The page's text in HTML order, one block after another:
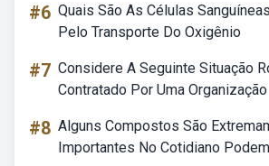
#6 Quais São As Células
Pelo Transporte Do Oxigênio
#7 Considere A Seguinte Situação
Contratado Por Uma Organização
#8 Alguns Compostos São
Importantes No Cotidiano